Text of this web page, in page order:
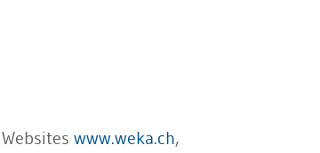
www.weka.ch,